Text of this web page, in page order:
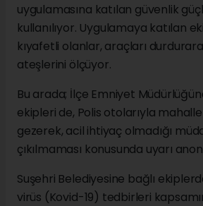
uygulamasına katılan güvenlik
kullanılıyor. Uygulamaya katılan
kıyafetli olanlar, araçları
ateşlerini ölçüyor.
Bu arada; İlçe Emniyet
ekipleri de, Polis otolarıyla
gezerek, acil ihtiyaç olmadığı
çıkılmaması konusunda uyarı
Suşehri Belediyesine bağlı
virüs (Kovid-19) tedbirleri